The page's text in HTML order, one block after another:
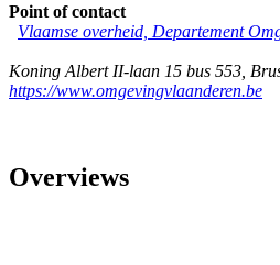
Point of contact
Vlaamse overheid, Departement
Koning Albert II-laan 15 bus 553
https://www.omgevingvlaanderen.be
Overviews